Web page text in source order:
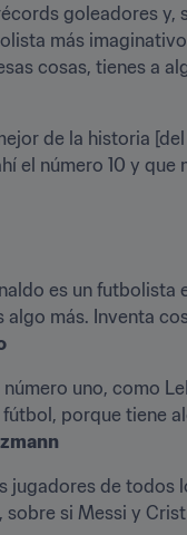
goleadores
más
de la historia
es un futbolista
número uno, como
, sobre si Messi y